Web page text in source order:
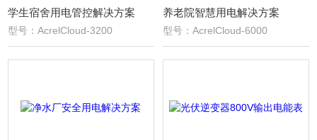
学生宿舍用电管控解决方案
型号：AcrelCloud-3200
养老院智慧用电解决方案
型号：AcrelCloud-6000